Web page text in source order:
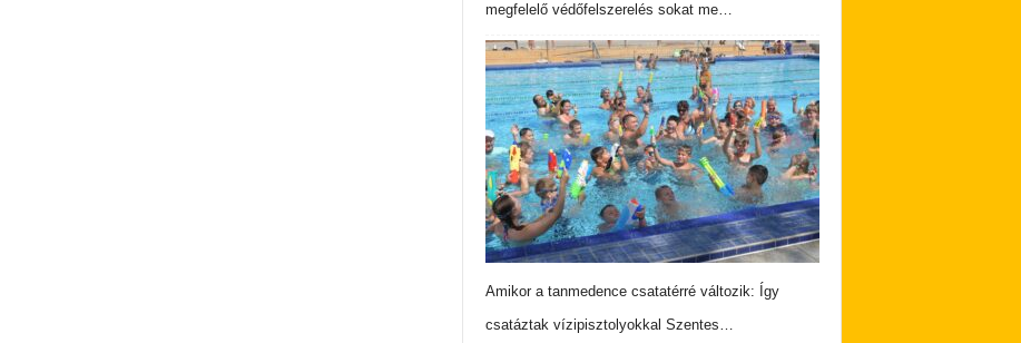
megfelelő védőfelszerelés sokat me…
Amikor a tanmedence csatatérré változik: Így
csatáztak vízipisztolyokkal Szentes…